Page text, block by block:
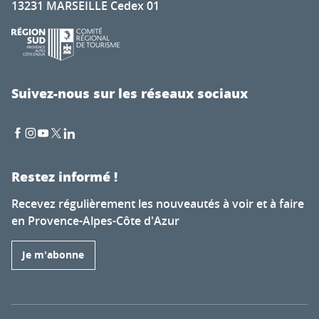
13231 MARSEILLE Cedex 01
Suivez-nous sur les réseaux sociaux
Restez informé !
Recevez régulièrement les nouveautés à voir et à faire
en Provence-Alpes-Côte d'Azur
Je m'abonne